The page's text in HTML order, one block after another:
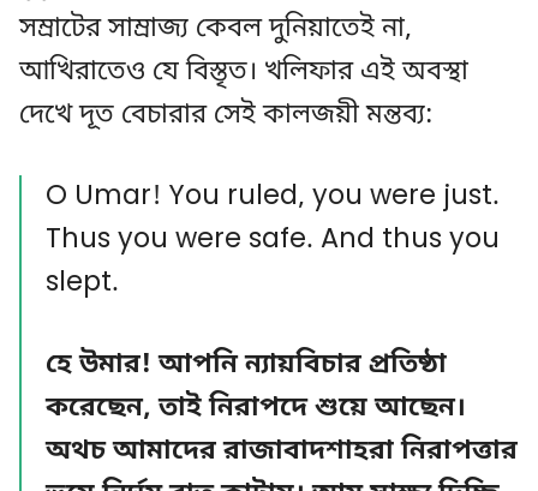
সম্রাটের সাম্রাজ্য কেবল দুনিয়াতেই না,
আখিরাতেও যে বিস্তৃত। খলিফার এই অবস্থা
দেখে দূত বেচারার সেই কালজয়ী মন্তব্য:
O Umar! You ruled, you were just.
Thus you were safe. And thus you
slept.
হে উমার! আপনি ন্যায়বিচার প্রতিষ্ঠা
করেছেন, তাই নিরাপদে শুয়ে আছেন।
অথচ আমাদের রাজাবাদশাহরা নিরাপত্তার